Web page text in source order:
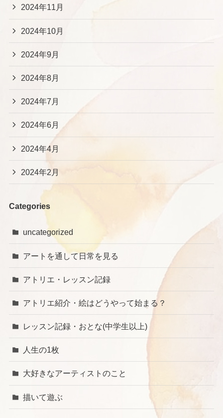
2024年11月
2024年10月
2024年9月
2024年8月
2024年7月
2024年6月
2024年4月
2024年2月
Categories
uncategorized
アートを通して日常を見る
アトリエ・レッスン記録
アトリエ紹介・絵はどうやって始まる？
レッスン記録・おとな(中学生以上)
人生の1枚
大好きなアーティストのこと
描いて遊ぶ